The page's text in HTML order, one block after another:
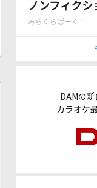
ノンフィクシ
みらくらぱーく！
DAMの
カラオケ